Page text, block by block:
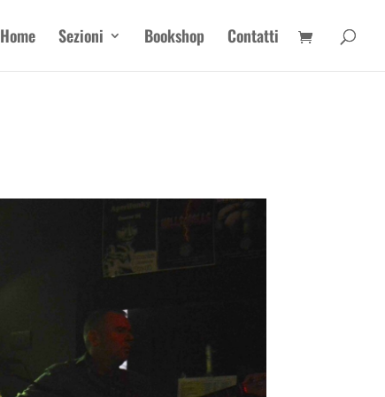
Home Sezioni Bookshop Contatti